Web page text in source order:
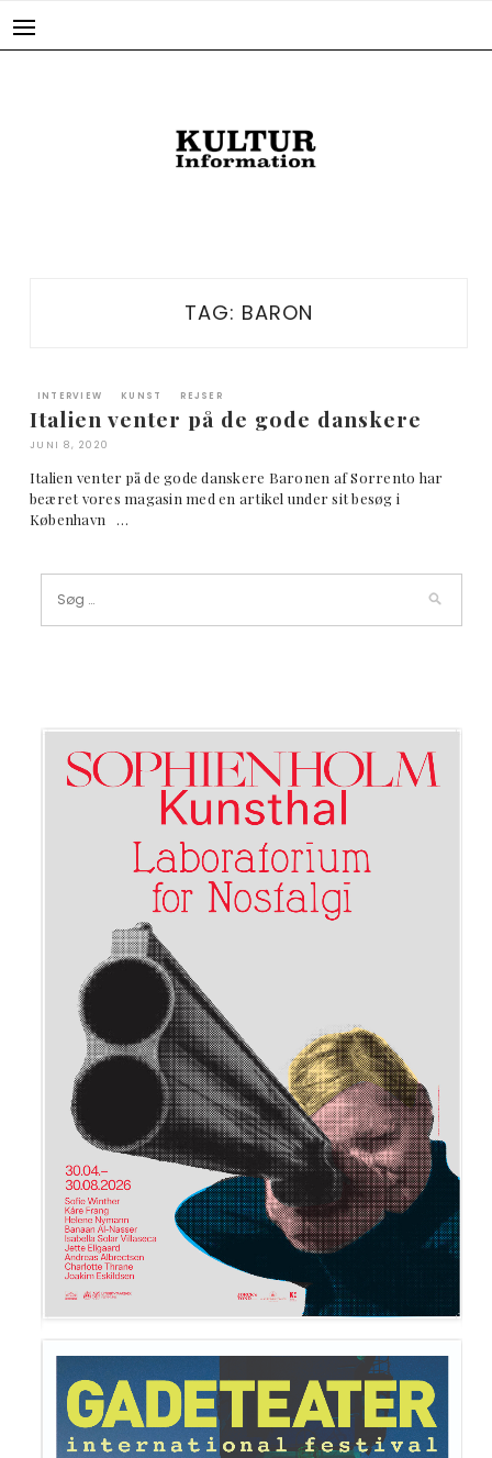
TAG: BARON
INTERVIEW KUNST REJSER
Italien venter på de gode danskere
JUNI 8, 2020
Italien venter på de gode danskere Baronen af Sorrento har
beæret vores magasin med en artikel under sit besøg i
København …